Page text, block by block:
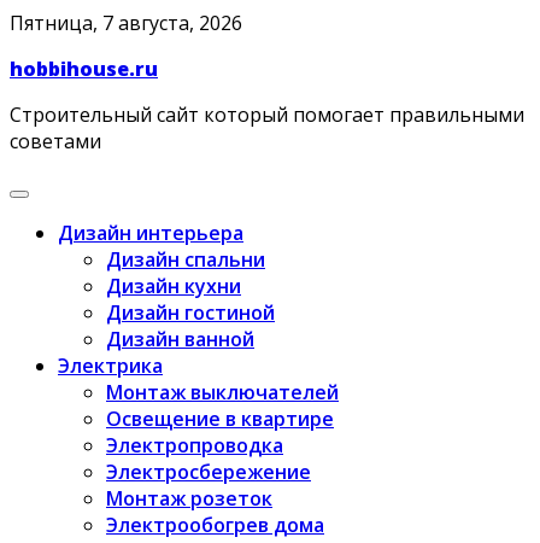
Skip
content
Пятница, 7 августа, 2026
hobbihouse.ru
Строительный сайт который помогает правильными
советами
Дизайн интерьера
Дизайн спальни
Дизайн кухни
Дизайн гостиной
Дизайн ванной
Электрика
Монтаж выключателей
Освещение в квартире
Электропроводка
Электросбережение
Монтаж розеток
Электрообогрев дома